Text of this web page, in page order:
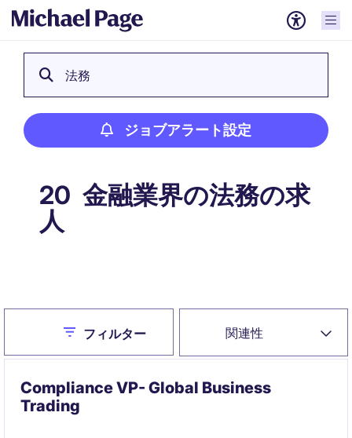
法務
ジョブアラート設定
20 金融業界の法務の求
人
関連性
Closeフィルター
Compliance VP- Global Business
Trading